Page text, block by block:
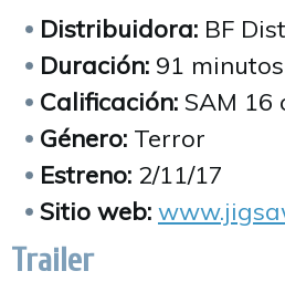
Distribuidora: BF
Duración: 91 minutos
Calificación: SAM 16
Género: Terror
Estreno: 2/11/17
Sitio web:
Trailer